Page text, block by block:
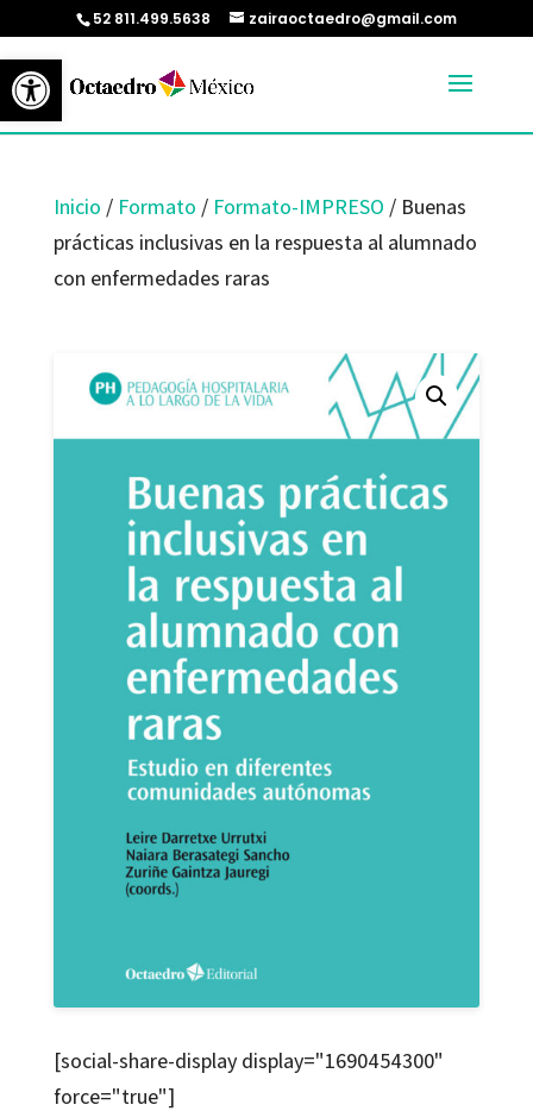
Abrir barra de herramientas
52 811.499.5638 zairaoctaedro@gmail.com
Inicio / Formato / Formato-IMPRESO / Buenas
prácticas inclusivas en la respuesta al alumnado
con enfermedades raras
[social-share-display display="1690454300"
force="true"]